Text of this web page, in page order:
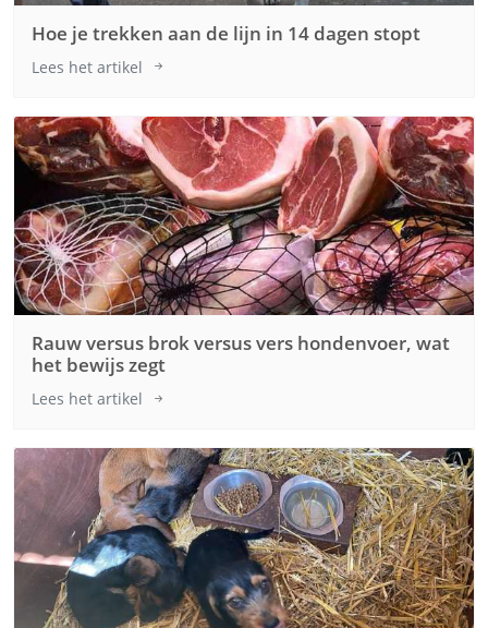
Hoe je trekken aan de lijn in 14 dagen stopt
Lees het artikel
Rauw versus brok versus vers hondenvoer, wat
het bewijs zegt
Lees het artikel